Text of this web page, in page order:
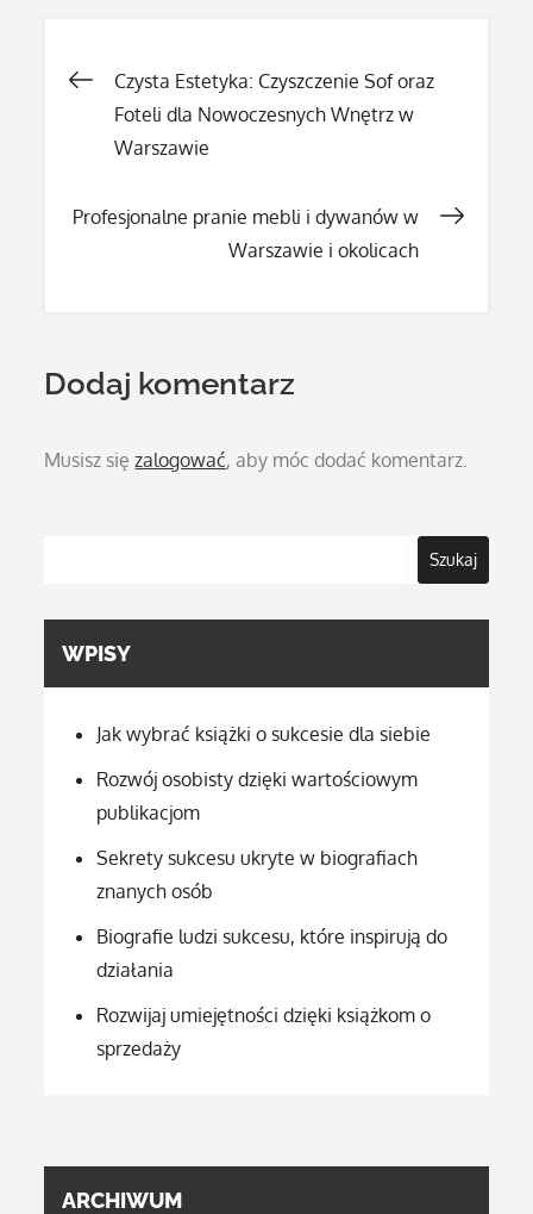
Nawigacja
wpisu
Czysta Estetyka: Czyszczenie Sof oraz
Foteli dla Nowoczesnych Wnętrz w
Warszawie
Profesjonalne pranie mebli i dywanów w
Warszawie i okolicach
Dodaj komentarz
Musisz sięzalogować, aby móc dodać komentarz.
Szukaj
WPISY
Jak wybrać książki o sukcesie dla siebie
Rozwój osobisty dzięki wartościowym
publikacjom
Sekrety sukcesu ukryte w biografiach
znanych osób
Biografie ludzi sukcesu, które inspirują do
działania
Rozwijaj umiejętności dzięki książkom o
sprzedaży
ARCHIWUM